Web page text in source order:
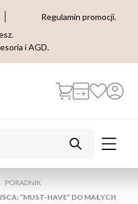
Regulamin promocji.
i AGD.
PORADNIK
“MUST-HAVE” DO MAŁYCH